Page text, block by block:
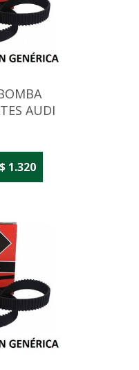
AUDI
$ 1.320